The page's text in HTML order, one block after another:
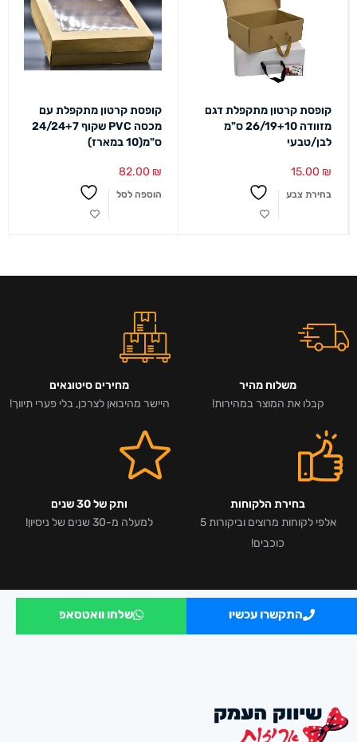
קופסת קרטון מתקפלת דגם
מזוודה 26/19+10 ס"מ
לבן/טבעי
15.00 ₪
בחירת צבע
קופסת קרטון מתקפלת עם
מכסה PVC שקוף 24/24+7
ס"מ(10 במארז)
82.00 ₪
הוספה לסל
משלוח מהיר
קבלו את המוצר במהירות!
מחירים סיטונאים
היישר מהיבואן לצרכן, בלי פערי תיווך!
בחירת הלקוחות
אלפי לקוחות מרוצים וביקורות 5
כוכבים!
ותק של 30 שנים
למעלה מ-30 שנים של ניסיון!
התקשרו עכשיו שלחו וואטסאפ